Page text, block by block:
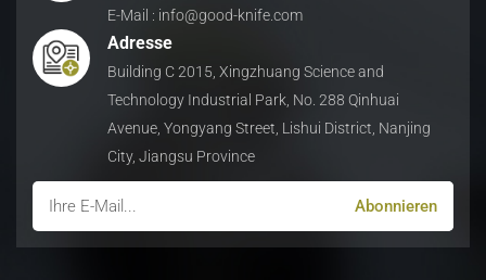
E-Mail : info@good-knife.com
Adresse
Building C 2015, Xingzhuang Science and
Technology Industrial Park, No. 288 Qinhuai
Avenue, Yongyang Street, Lishui District, Nanjing
City, Jiangsu Province